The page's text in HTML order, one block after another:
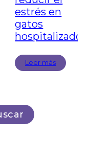
estrés en
gatos
hospitalizados
Leer más